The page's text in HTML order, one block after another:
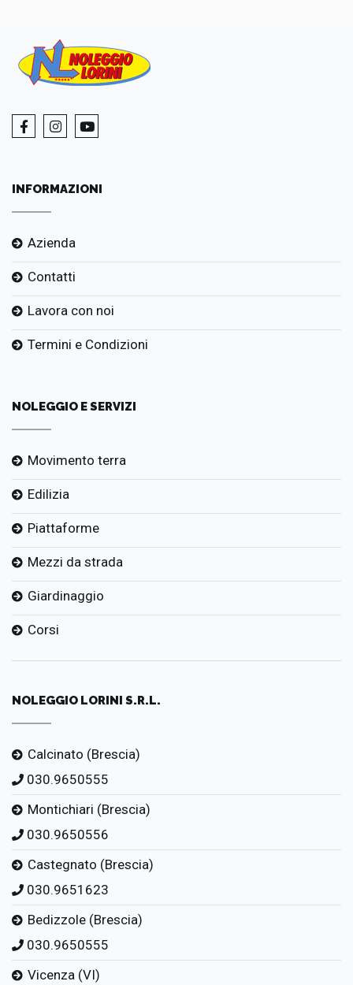
INFORMAZIONI
Azienda
Contatti
Lavora con noi
Termini e Condizioni
NOLEGGIO E SERVIZI
Movimento terra
Edilizia
Piattaforme
Mezzi da strada
Giardinaggio
Corsi
NOLEGGIO LORINI S.R.L.
Calcinato (Brescia)
030.9650555
Montichiari (Brescia)
030.9650556
Castegnato (Brescia)
030.9651623
Bedizzole (Brescia)
030.9650555
Vicenza (VI)